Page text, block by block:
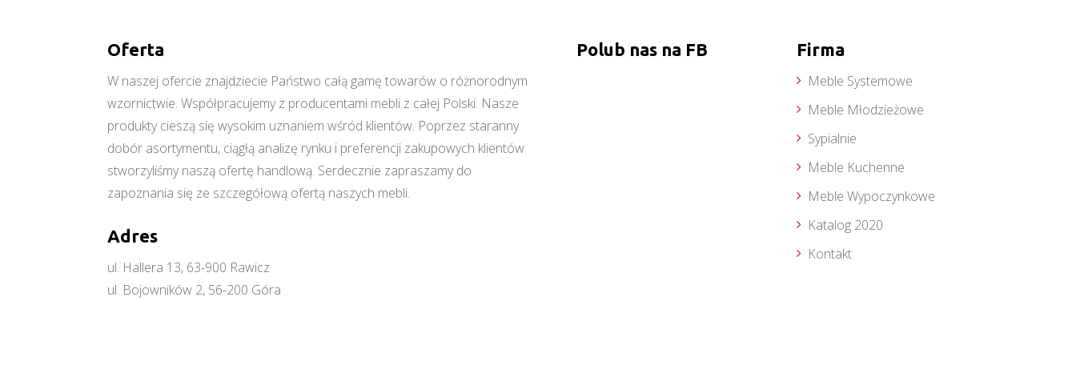
Oferta
W naszej ofercie znajdziecie Państwo całą gamę towarów o różnorodnym
wzornictwie. Współpracujemy z producentami mebli z całej Polski. Nasze
produkty cieszą się wysokim uznaniem wśród klientów. Poprzez staranny
dobór asortymentu, ciągłą analizę rynku i preferencji zakupowych klientów
stworzyliśmy naszą ofertę handlową. Serdecznie zapraszamy do
zapoznania się ze szczegółową ofertą naszych mebli.
Adres
ul. Hallera 13, 63-900 Rawicz
ul. Bojowników 2, 56-200 Góra
Polub nas na FB Firma
Meble Systemowe
Meble Młodzieżowe
Sypialnie
Meble Kuchenne
Meble Wypoczynkowe
Katalog 2020
Kontakt